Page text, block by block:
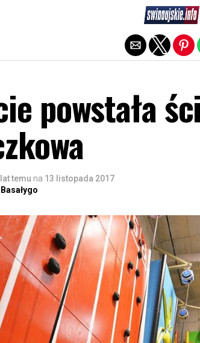
powstała
temu na 13 listopada 2017
Exit mobile